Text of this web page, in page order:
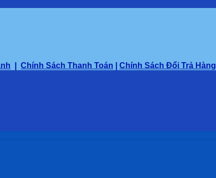
Chính Sách Thanh Toán Chính Sách Đổi Trả Hàng